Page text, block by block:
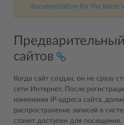
documentation for the latest
сайтов
Когда сайт создан, он не сразу
сети Интернет. После
изменения IP-адреса сайта,
распространение записей в
станет доступен для